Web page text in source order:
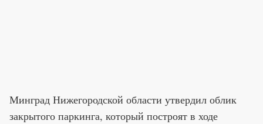
Минград Нижегородской области утвердил облик
закрытого паркинга, который построят в ходе